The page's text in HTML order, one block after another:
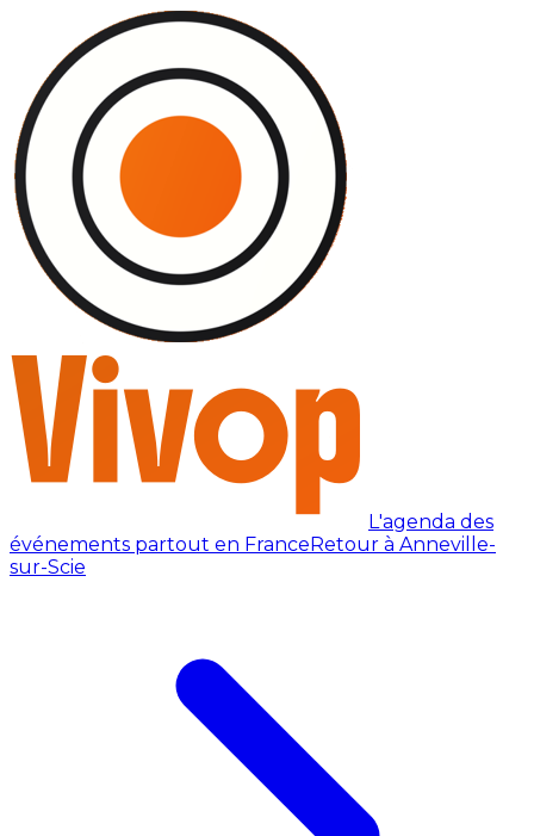
L'agenda des
événements partout en FranceRetour à Anneville-
sur-Scie